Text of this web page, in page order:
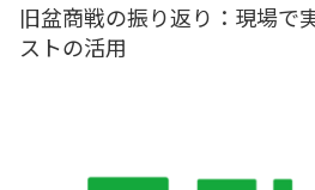
旧盆商戦の振り返り：現場で
ストの活用